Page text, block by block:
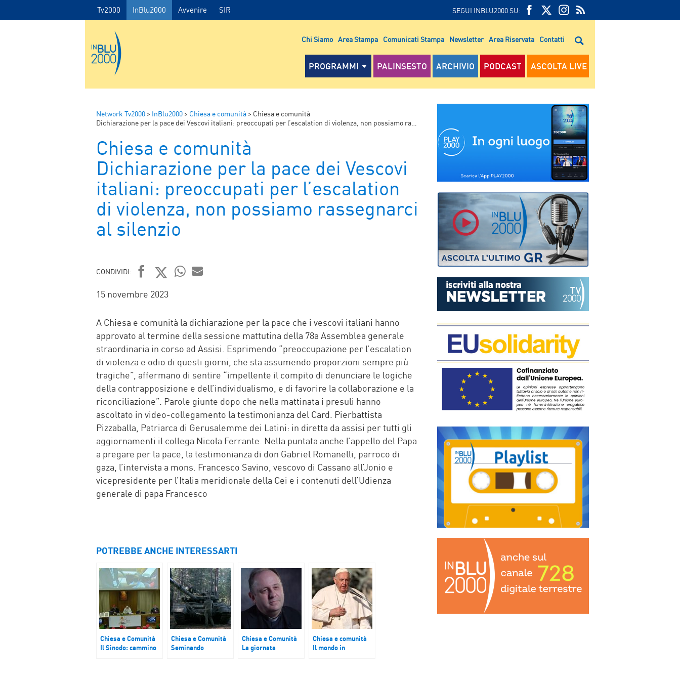
Tv2000 InBlu2000 Avvenire SIR SEGUI INBLU2000 SU:
FEED
RSS
RSS
Chi Siamo Area Stampa Comunicati Stampa Newsletter Area Riservata Contatti
PROGRAMMI PALINSESTO ARCHIVIO PODCAST ASCOLTA LIVE
Network Tv2000 > InBlu2000 > Chiesa e comunità > Chiesa e comunità
Dichiarazione per la pace dei Vescovi italiani: preoccupati per l’escalation di violenza, non possiamo rassegnarci al silenzio
Chiesa e comunità
Dichiarazione per la pace dei Vescovi
italiani: preoccupati per l’escalation
di violenza, non possiamo rassegnarci
al silenzio
CONDIVIDI:
FACEBOOK
TWITTER
15 novembre 2023
A Chiesa e comunità la dichiarazione per la pace che i vescovi italiani hanno
approvato al termine della sessione mattutina della 78a Assemblea generale
straordinaria in corso ad Assisi. Esprimendo “preoccupazione per l’escalation
di violenza e odio di questi giorni, che sta assumendo proporzioni sempre più
tragiche”, affermano di sentire “impellente il compito di denunciare le logiche
della contrapposizione e dell’individualismo, e di favorire la collaborazione e la
riconciliazione”. Parole giunte dopo che nella mattinata i presuli hanno
ascoltato in video-collegamento la testimonianza del Card. Pierbattista
Pizzaballa, Patriarca di Gerusalemme dei Latini: in diretta da assisi per tutti gli
aggiornamenti il collega Nicola Ferrante. Nella puntata anche l’appello del Papa
a pregare per la pace, la testimonianza di don Gabriel Romanelli, parroco di
gaza, l’intervista a mons. Francesco Savino, vescovo di Cassano all’Jonio e
vicepresidente per l’Italia meridionale della Cei e i contenuti dell’Udienza
generale di papa Francesco
POTREBBE ANCHE INTERESSARTI
Chiesa e Comunità
Il Sinodo: cammino
Chiesa e Comunità
Seminando
Chiesa e Comunità
La giornata
Chiesa e comunità
Il mondo in